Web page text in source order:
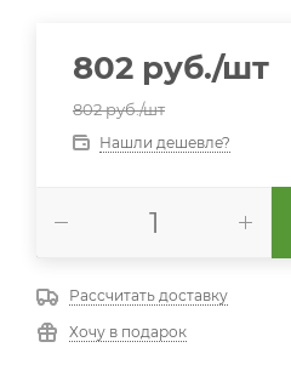
802 руб./шт
802руб./шт
Нашли дешевле?
Рассчитать доставку
Хочу в подарок